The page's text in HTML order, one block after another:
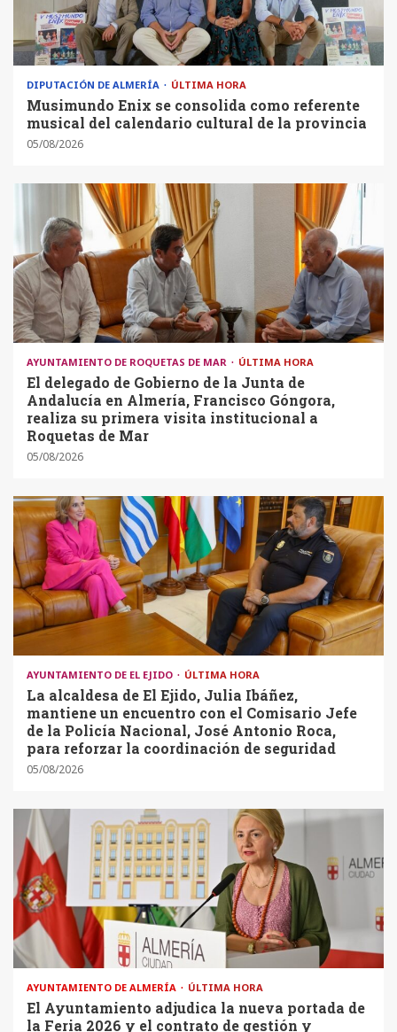
DIPUTACIÓN DE ALMERÍA ÚLTIMA HORA
Musimundo Enix se consolida como referente
musical del calendario cultural de la provincia
05/08/2026
AYUNTAMIENTO DE ROQUETAS DE MAR ÚLTIMA HORA
El delegado de Gobierno de la Junta de
Andalucía en Almería, Francisco Góngora,
realiza su primera visita institucional a
Roquetas de Mar
05/08/2026
AYUNTAMIENTO DE EL EJIDO ÚLTIMA HORA
La alcaldesa de El Ejido, Julia Ibáñez,
mantiene un encuentro con el Comisario Jefe
de la Policía Nacional, José Antonio Roca,
para reforzar la coordinación de seguridad
05/08/2026
AYUNTAMIENTO DE ALMERÍA ÚLTIMA HORA
El Ayuntamiento adjudica la nueva portada de
la Feria 2026 y el contrato de gestión y